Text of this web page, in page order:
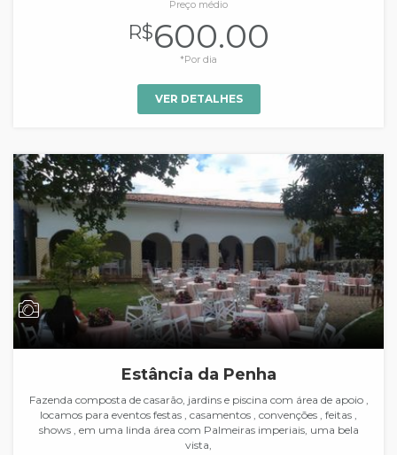
Preço médio
R$600.00
*Por dia
VER DETALHES
Estância da Penha
Fazenda composta de casarão, jardins e piscina com área de apoio ,
locamos para eventos festas , casamentos , convenções , feitas ,
shows , em uma linda área com Palmeiras imperiais, uma bela
vista,